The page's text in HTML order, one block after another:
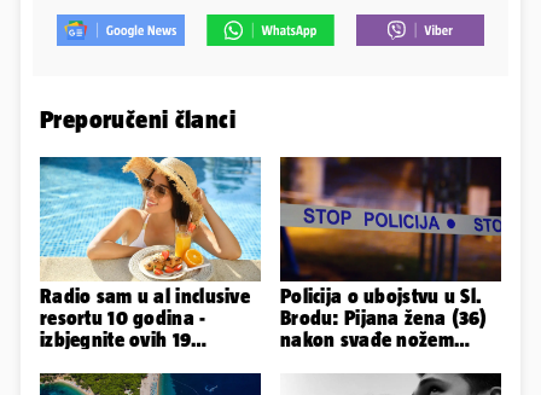
Preporučeni članci
Radio sam u al inclusive
resortu 10 godina -
izbjegnite ovih 19
odmor
Policija o ubojstvu u Sl.
Brodu: Pijana žena (36)
nakon svađe nožem